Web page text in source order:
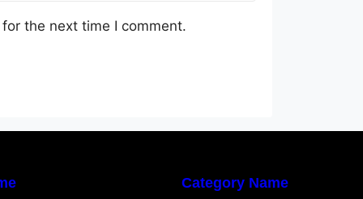
the next time I comment.
Category Name